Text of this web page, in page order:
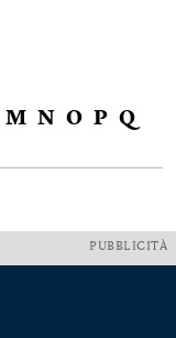
M N O P Q
PUBBLICITÀ